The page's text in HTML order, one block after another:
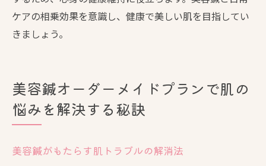
ケアの相乗効果を意識し、健康で美しい肌を目指してい
きましょう。
美容鍼オーダーメイドプランで肌の
悩みを解決する秘訣
美容鍼がもたらす肌トラブルの解消法